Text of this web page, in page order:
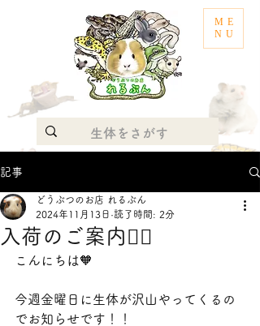
ME
NU
記事
入荷のご案内💁‍♀️
どうぶつのお店 れるぶん
2024年11月13日 読了時間: 2分
こんにちは🧡
今週金曜日に生体が沢山やってくるの
でお知らせです！！